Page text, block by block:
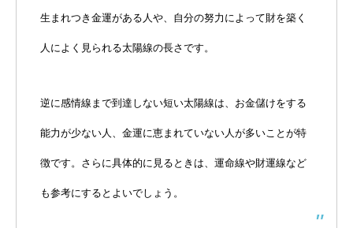
生まれつき金運がある人や、自分の努力によって財を築く
人によく見られる太陽線の長さです。
逆に感情線まで到達しない短い太陽線は、お金儲けをする
能力が少ない人、金運に恵まれていない人が多いことが特
徴です。さらに具体的に見るときは、運命線や財運線など
も参考にするとよいでしょう。